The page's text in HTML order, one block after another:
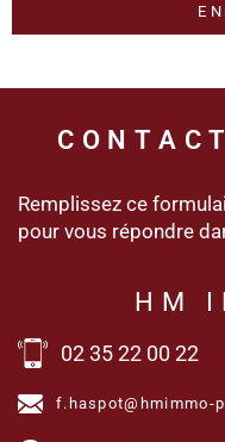
Remplissez ce
pour vous répondre
HM
02 35 22 00 22
f.haspot@hmimmo-